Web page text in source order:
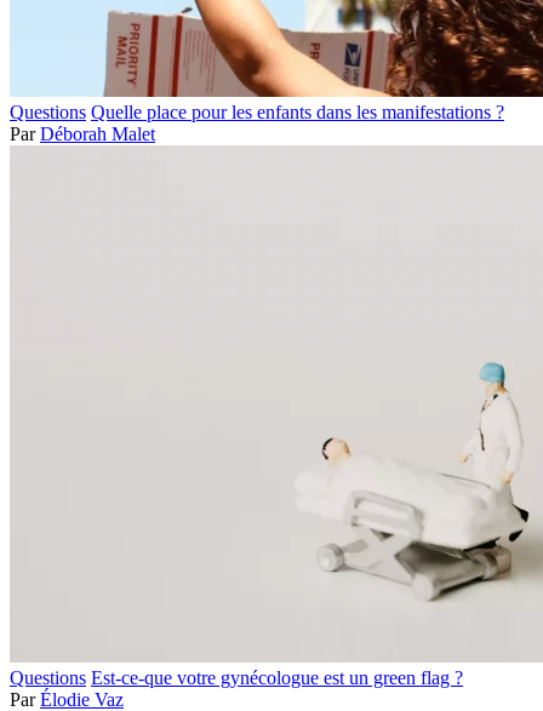
Questions Quelle place pour les enfants dans les manifestations ?
Par Déborah Malet
Questions Est-ce-que votre gynécologue est un green flag ?
Par Élodie Vaz